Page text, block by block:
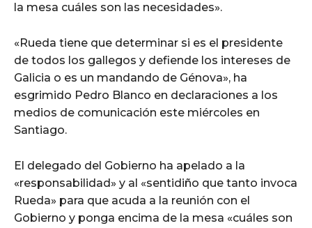
la mesa cuáles son las necesidades».
«Rueda tiene que determinar si es el presidente
de todos los gallegos y defiende los intereses de
Galicia o es un mandando de Génova», ha
esgrimido Pedro Blanco en declaraciones a los
medios de comunicación este miércoles en
Santiago.
El delegado del Gobierno ha apelado a la
«responsabilidad» y al «sentidiño que tanto invoca
Rueda» para que acuda a la reunión con el
Gobierno y ponga encima de la mesa «cuáles son